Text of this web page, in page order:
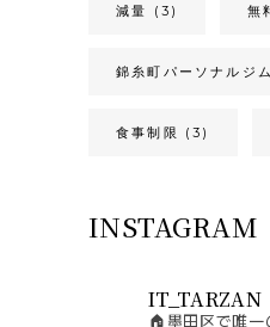
減量 (3) 無
錦糸町パーソナルジム
食事制限 (3)
INSTAGRAM
IT_TARZAN
🏠墨田区で唯